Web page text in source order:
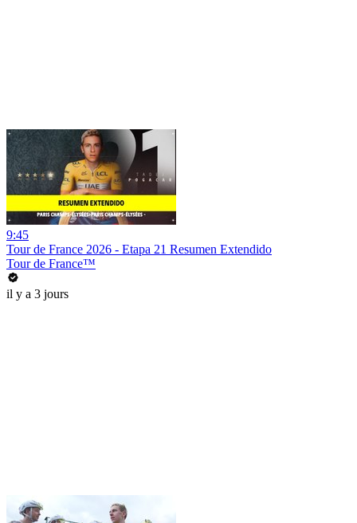
9:45
Tour de France 2026 - Etapa 21 Resumen Extendido
Tour de France™
il y a 3 jours